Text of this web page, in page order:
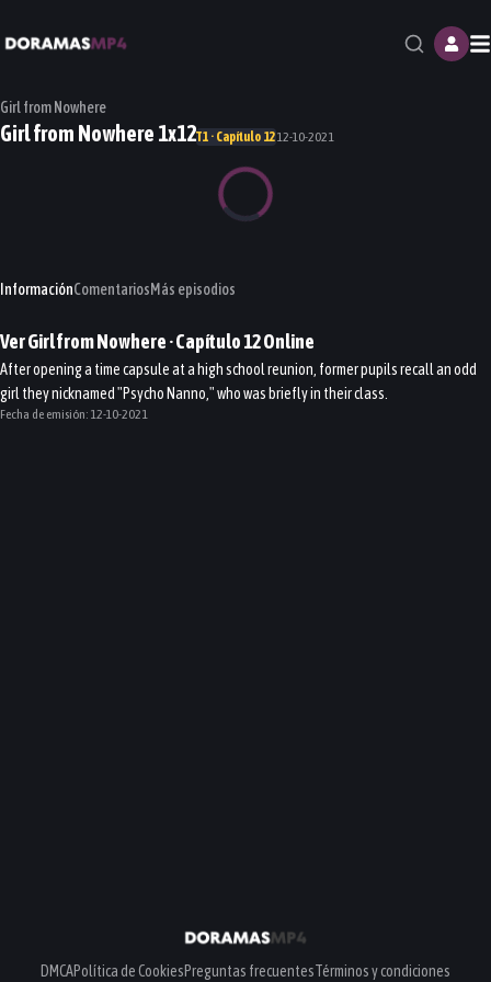
Girl from Nowhere
Girl from Nowhere 1x12T1 · Capítulo 1212-10-2021
InformaciónComentariosMás episodios
VerGirl from Nowhere· Capítulo12Online
After opening a time capsule at a high school reunion, former pupils recall an odd
girl they nicknamed "Psycho Nanno," who was briefly in their class.
Fecha de emisión: 12-10-2021
DMCAPolítica de CookiesPreguntas frecuentesTérminos y condiciones